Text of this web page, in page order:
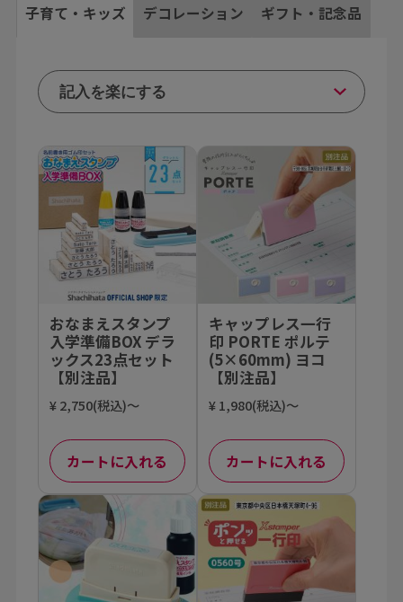
子育て・キッズ デコレーション ギフト・記念品
おなまえスタンプ
入学準備BOX デラ
ックス23点セット
【別注品】
¥ 2,750(税込)～
カートに入れる
キャップレス一行
印 PORTE ポルテ
(5×60mm) ヨコ
【別注品】
¥ 1,980(税込)～
カートに入れる